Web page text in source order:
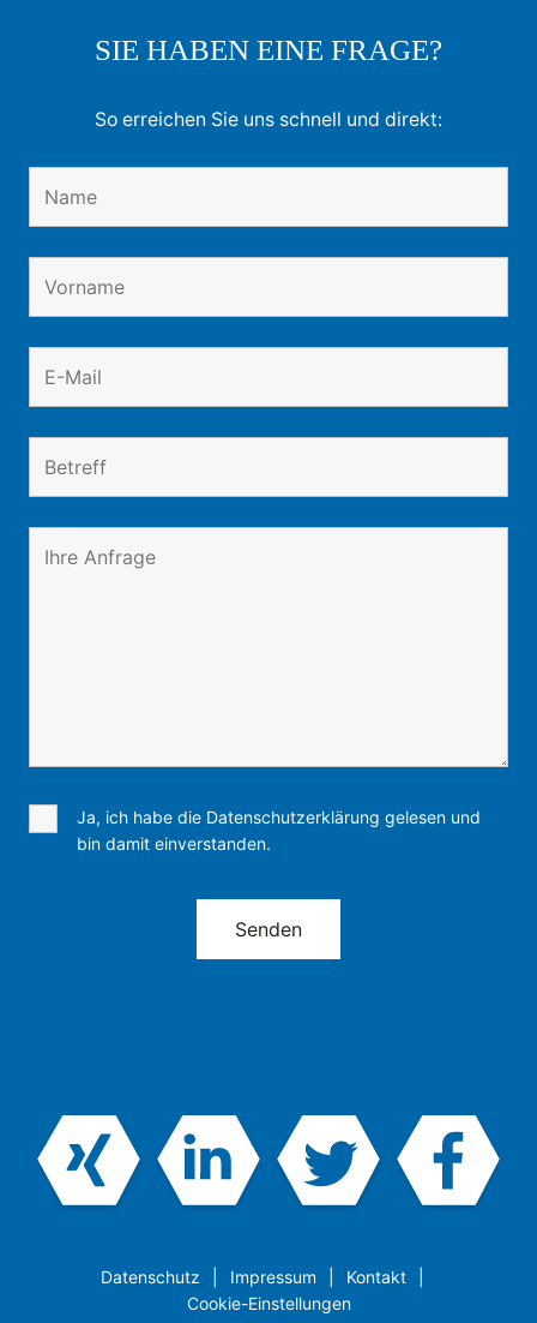
SIE HABEN EINE FRAGE?
So erreichen Sie uns schnell und direkt:
Ja, ich habe die Datenschutzerklärung gelesen und
bin damit einverstanden.
Datenschutz Impressum
Kontakt
Cookie-Einstellungen